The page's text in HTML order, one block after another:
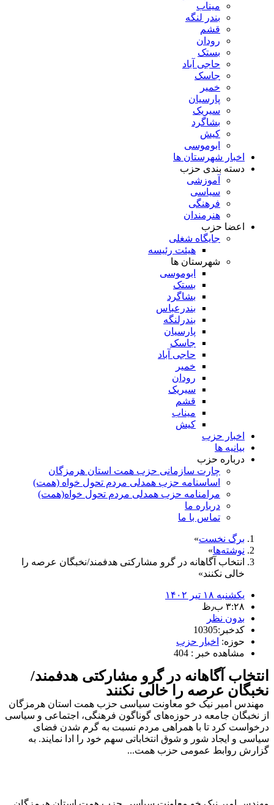
میناب
بندر لنگه
قشم
رودان
بستک
حاجی آباد
جاسک
خمیر
پارسیان
سیریک
بشاگرد
کیش
ابوموسی
اخبار شهرستان ها
دسته بندی حزب
آموزشی
سیاسی
فرهنگی
هنرمندان
اعضا حزب
جایگاه شغلی
هیئت رئیسه
شهرستان ها
ابوموسی
بستک
بشاگرد
بندرعباس
بندرلنگه
پارسیان
جاسک
حاجی آباد
خمیر
رودان
سیریک
قشم
میناب
کیش
اخبار حزب
بیانیه ها
درباره حزب
چارت سازمانی حزب همت استان هرمزگان
اساسنامه حزب همدلی مردم تحول خواه (همت)
مرامنامه حزب همدلی مردم تحول خواه(همت)
درباره ما
تماس با ما
برگ نخست
نوشته‌ها
انتخاب آگاهانه در گرو مشارکتی هدفمند/نخبگان عرصه را
خالی نکنند
یکشنبه ۱۸ تیر ۱۴۰۲
۳:۲۸ ب٫ظ
بدون نظر
کدخبر:10305
حوزه: اخبار حزب
مشاهده خبر : 404
انتخاب آگاهانه در گرو مشارکتی هدفمند/
نخبگان عرصه را خالی نکنند
مهندس امیر نیک خو معاونت سیاسی حزب همت استان هرمزگان
از نخبگان جامعه در حوزه‌های گوناگون فرهنگی، اجتماعی و سیاسی
درخواست کرد تا با همراهی مردم نسبت به گرم شدن فضای
سیاسی و ایجاد شور و شوق انتخاباتی سهم خود را ادا نمایند. به
گزارش روابط عمومی حزب همت...